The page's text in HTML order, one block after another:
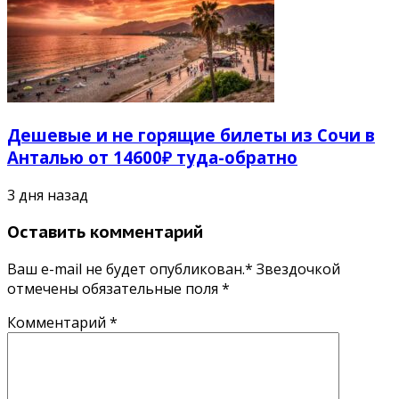
Дешевые и не горящие билеты из Сочи в
Анталью от 14600₽ туда-обратно
3 дня назад
Оставить комментарий
Ваш e-mail не будет опубликован.* Звездочкой
отмечены обязательные поля *
Комментарий *